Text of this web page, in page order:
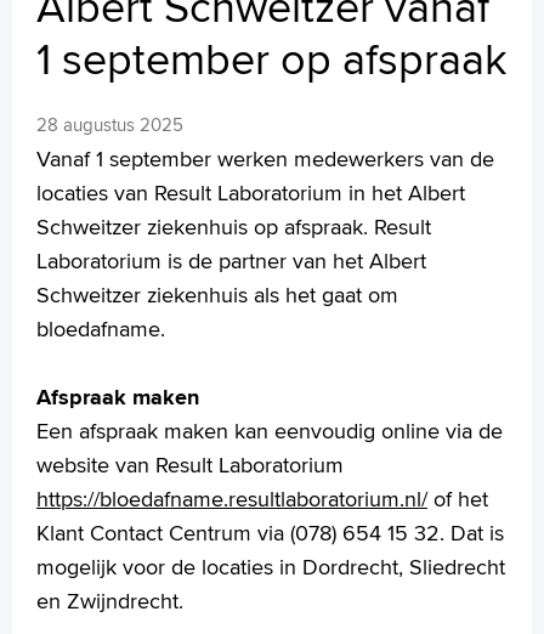
MijnASz
Verwijzers
Wetenschappelijk onderzoek
+
Voorleesfunctie
English
Français
Polski
Türkçe
Arabisch
1 september op afspraak
28 augustus 2025
Vanaf 1 september werken medewerkers van de
locaties van Result Laboratorium in het Albert
Schweitzer ziekenhuis op afspraak. Result
Laboratorium is de partner van het Albert
Schweitzer ziekenhuis als het gaat om
bloedafname.
Afspraak maken
Een afspraak maken kan eenvoudig online via de
website van Result Laboratorium
https://bloedafname.resultlaboratorium.nl/of het
Klant Contact Centrum via (078) 654 15 32. Dat is
mogelijk voor de locaties in Dordrecht, Sliedrecht
en Zwijndrecht.